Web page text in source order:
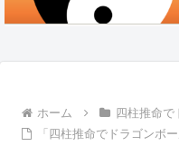
ホーム
四柱推命で
「四柱推命でドラゴンボ